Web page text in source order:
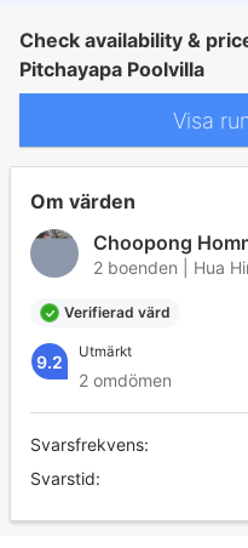
Check availability &
Pitchayapa Poolvilla
Visa
Om värden
Choopong
2 boenden | Hua
Verifierad värd
9.2 Utmärkt
2 omdömen
Svarsfrekvens:
Svarstid: